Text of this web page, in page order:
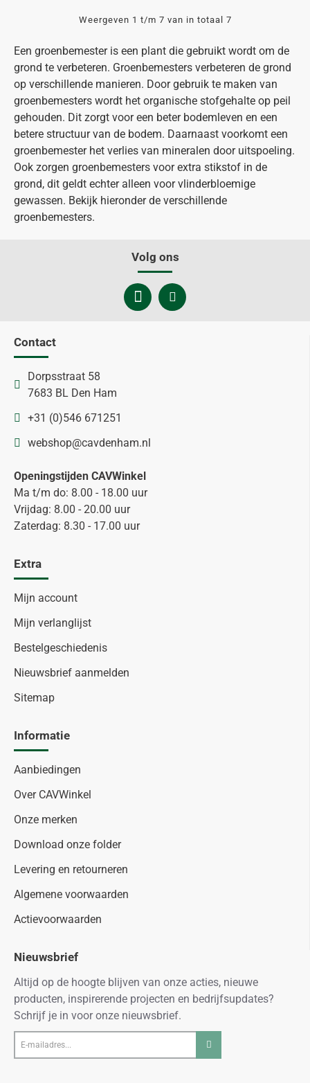
Een groenbemester is een plant die gebruikt wordt om de
grond te verbeteren. Groenbemesters verbeteren de grond
op verschillende manieren. Door gebruik te maken van
groenbemesters wordt het organische stofgehalte op peil
gehouden. Dit zorgt voor een beter bodemleven en een
betere structuur van de bodem. Daarnaast voorkomt een
groenbemester het verlies van mineralen door uitspoeling.
Ook zorgen groenbemesters voor extra stikstof in de
grond, dit geldt echter alleen voor vlinderbloemige
gewassen. Bekijk hieronder de verschillende
groenbemesters.
Weergeven 1 t/m 7 van in totaal 7
Volg ons
Contact
Dorpsstraat 58
7683 BL Den Ham
+31 (0)546 671251
webshop@cavdenham.nl
Openingstijden CAVWinkel
Ma t/m do: 8.00 - 18.00 uur
Vrijdag: 8.00 - 20.00 uur
Zaterdag: 8.30 - 17.00 uur
Extra
Mijn account
Mijn verlanglijst
Bestelgeschiedenis
Nieuwsbrief aanmelden
Sitemap
Informatie
Aanbiedingen
Over CAVWinkel
Onze merken
Download onze folder
Levering en retourneren
Algemene voorwaarden
Actievoorwaarden
Nieuwsbrief
Altijd op de hoogte blijven van onze acties, nieuwe
producten, inspirerende projecten en bedrijfsupdates?
Schrijf je in voor onze nieuwsbrief.
mailadres...